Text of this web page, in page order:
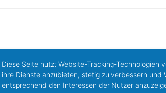
Diese Seite nutzt Website-Tracking-Technologien
ihre Dienste anzubieten, stetig zu verbessern und
entsprechend den Interessen der Nutzer